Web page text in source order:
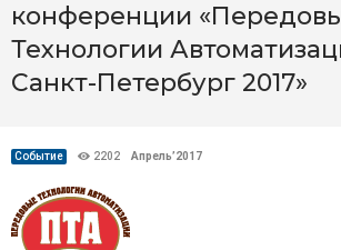
конференции
Технологии
Санкт-Петербург 2017»
Событие 2202 Апрель’2017